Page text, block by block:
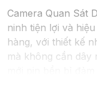
Camera Quan Sát
ninh tiện lợi và
hàng, với thiết kế
mà không cần